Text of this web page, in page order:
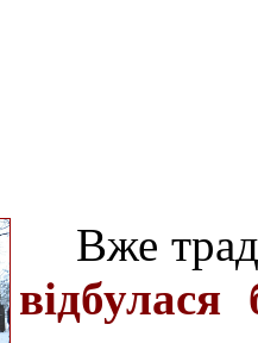
Вже
відбулася